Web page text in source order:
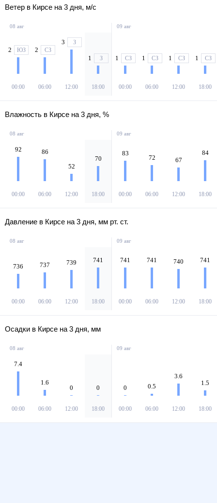
Ветер в Кирсе на 3 дня, м/с
08 авг
2 ЮЗ
00:00
2 СЗ
06:00
3 З
12:00
1 З
18:00
09 авг
1 СЗ
00:00
1 СЗ
06:00
1 СЗ
12:00
1 СЗ
18:00
Влажность в Кирсе на 3 дня, %
08 авг
92
00:00
86
06:00
52
12:00
70
18:00
09 авг
83
00:00
72
06:00
67
12:00
84
18:00
Давление в Кирсе на 3 дня, мм рт. ст.
08 авг
736
00:00
737
06:00
739
12:00
741
18:00
09 авг
741
00:00
741
06:00
740
12:00
741
18:00
Осадки в Кирсе на 3 дня, мм
08 авг
7.4
00:00
1.6
06:00
0
12:00
0
18:00
09 авг
0
00:00
0.5
06:00
3.6
12:00
1.5
18:00